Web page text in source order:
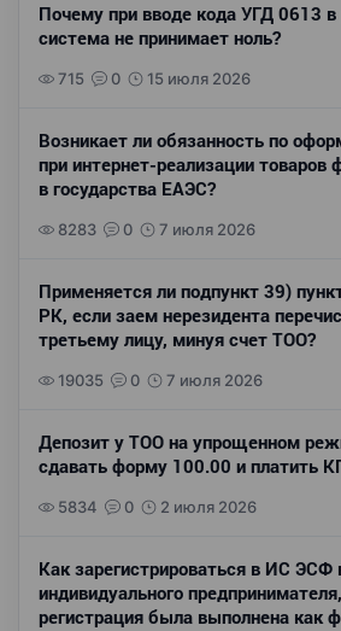
Почему при вводе кода УГД 0613 в
система не принимает ноль?
715 0 15 июля 2026
Возникает ли обязанность по
при интернет-реализации
в государства ЕАЭС?
8283 0 7 июля 2026
Применяется ли подпункт 39)
РК, если заем нерезидента
третьему лицу, минуя счет ТОО?
19035 0 7 июля 2026
Депозит у ТОО на упрощенном
сдавать форму 100.00 и платить
5834 0 2 июля 2026
Как зарегистрироваться в ИС ЭСФ
индивидуального
регистрация была выполнена как